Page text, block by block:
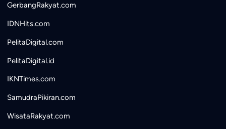
GerbangRakyat.com
IDNHits.com
PelitaDigital.com
PelitaDigital.id
IKNTimes.com
SamudraPikiran.com
WisataRakyat.com